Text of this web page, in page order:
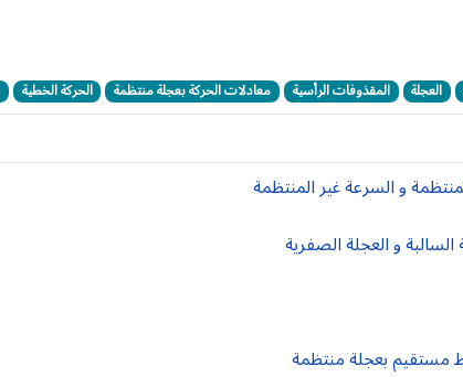
العجلة المقذوفات الرأسية معادلات الحركة بعجلة منتظمة الحركة الخطية